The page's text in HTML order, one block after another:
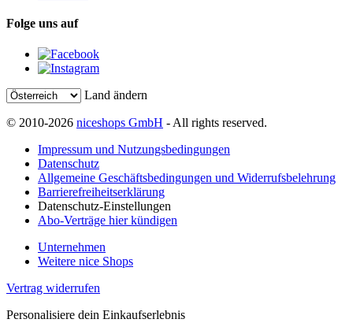
Folge uns auf
Land ändern
© 2010-2026 niceshops GmbH - All rights reserved.
Impressum und Nutzungsbedingungen
Datenschutz
Allgemeine Geschäftsbedingungen und Widerrufsbelehrung
Barrierefreiheitserklärung
Datenschutz-Einstellungen
Abo-Verträge hier kündigen
Unternehmen
Weitere nice Shops
Vertrag widerrufen
Personalisiere dein Einkaufserlebnis